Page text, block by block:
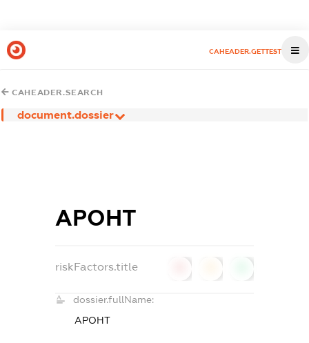
CAHEADER.GETTEST
CAHEADER.SEARCH
document.dossier
АРОНТ
riskFactors.title
dossier.fullName:
АРОНТ